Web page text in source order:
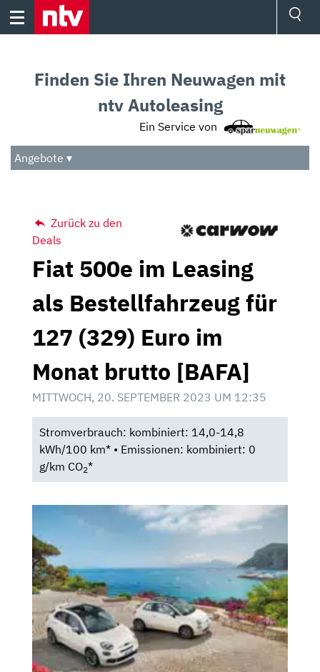
Skip
Audio
Das Beste
Finden Sie Ihren Neuwagen mit
ntv Autoleasing
Ein Service von
Angebote ▾
Zurück zu den
Deals
Fiat 500e im Leasing
als Bestellfahrzeug für
127 (329) Euro im
Monat brutto [BAFA]
MITTWOCH, 20. SEPTEMBER 2023 UM 12:35
Stromverbrauch: kombiniert: 14,0-14,8
kWh/100 km* • Emissionen: kombiniert: 0
g/km CO2*